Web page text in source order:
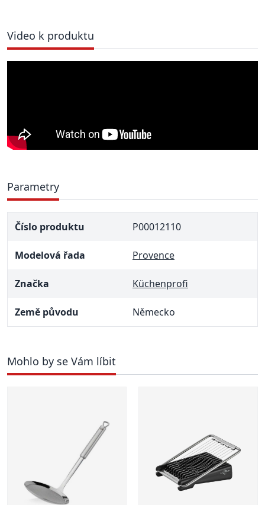
Video k produktu
Parametry
Číslo produktu P00012110
Modelová řada Provence
Značka Küchenprofi
Země původu Německo
Mohlo by se Vám líbit